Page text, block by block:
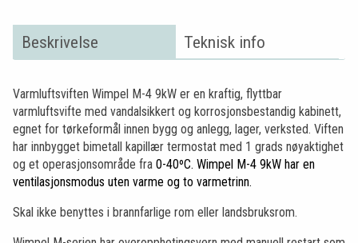
Beskrivelse Teknisk info
Varmluftsviften Wimpel M-4 9kW er en kraftig, flyttbar
varmluftsvifte med vandalsikkert og korrosjonsbestandig kabinett,
egnet for tørkeformål innen bygg og anlegg, lager, verksted. Viften
har innbygget bimetall kapillær termostat med 1 grads nøyaktighet
og et operasjonsområde fra 0-40ºC. Wimpel M-4 9kW har en
ventilasjonsmodus uten varme og to varmetrinn.
Skal ikke benyttes i brannfarlige rom eller landsbruksrom.